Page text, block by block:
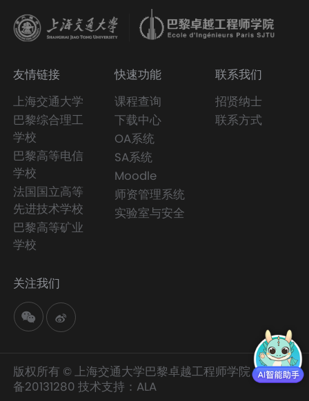
友情链接
上海交通大学
巴黎综合理工
学校
巴黎高等电信
学校
法国国立高等
先进技术学校
巴黎高等矿业
学校
快速功能
课程查询
下载中心
OA系统
SA系统
Moodle
师资管理系统
实验室与安全
联系我们
招贤纳士
联系方式
关注我们
版权所有 © 上海交通大学巴黎卓越工程师学院沪交ICP
备20131280 技术支持： ALA